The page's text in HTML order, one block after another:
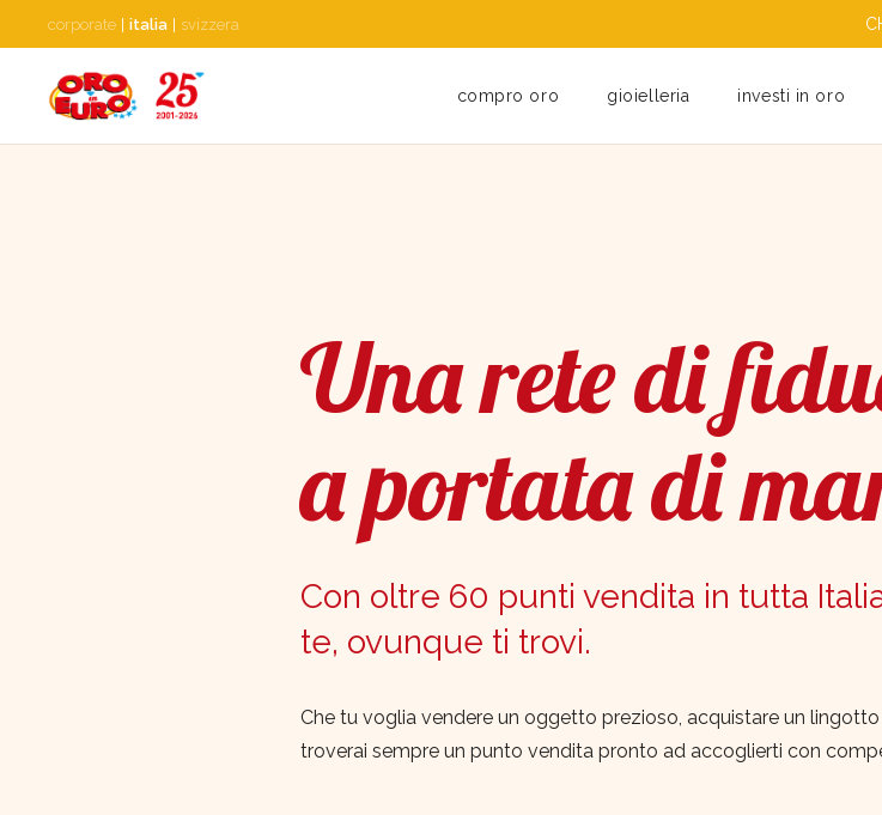
corporate italia svizzera
compro oro gioielleria investi in oro
Una rete di
a portata di
Con oltre 60 punti vendita in tutta
te, ovunque ti trovi.
Che tu voglia vendere un oggetto prezioso, acquistare un
troverai sempre un punto vendita pronto ad accoglierti con